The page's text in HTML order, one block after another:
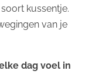
kussentje.
van je
dag voel in